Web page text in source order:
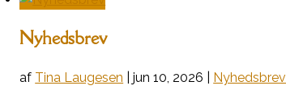
Nyhedsbrev
af Tina Laugesen |jun 10, 2026 Nyhedsbrev